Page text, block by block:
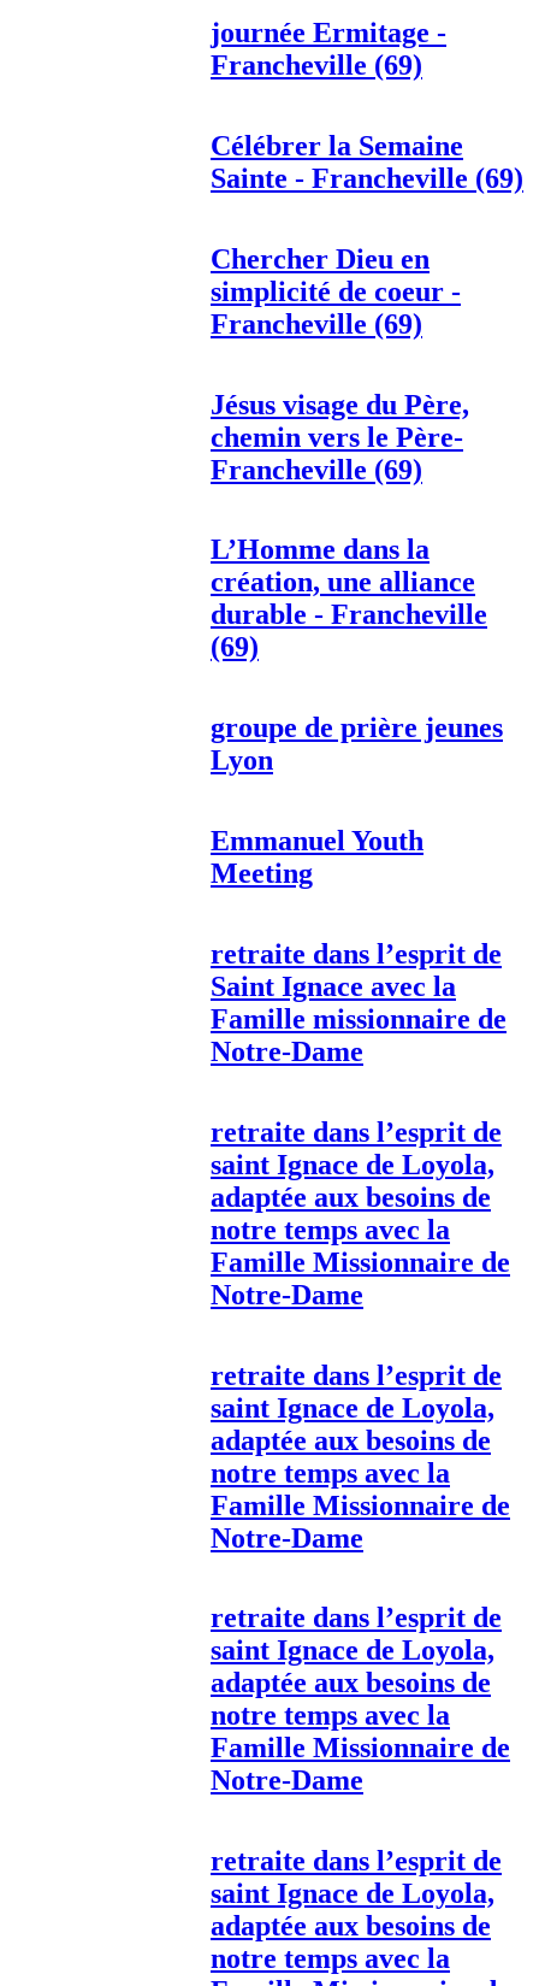
journée Ermitage -
Francheville (69)
Célébrer la Semaine
Sainte - Francheville (69)
Chercher Dieu en
simplicité de coeur -
Francheville (69)
Jésus visage du Père,
chemin vers le Père-
Francheville (69)
L’Homme dans la
création, une alliance
durable - Francheville
(69)
groupe de prière jeunes
Lyon
Emmanuel Youth
Meeting
retraite dans l’esprit de
Saint Ignace avec la
Famille missionnaire de
Notre-Dame
retraite dans l’esprit de
saint Ignace de Loyola,
adaptée aux besoins de
notre temps avec la
Famille Missionnaire de
Notre-Dame
retraite dans l’esprit de
saint Ignace de Loyola,
adaptée aux besoins de
notre temps avec la
Famille Missionnaire de
Notre-Dame
retraite dans l’esprit de
saint Ignace de Loyola,
adaptée aux besoins de
notre temps avec la
Famille Missionnaire de
Notre-Dame
retraite dans l’esprit de
saint Ignace de Loyola,
adaptée aux besoins de
notre temps avec la